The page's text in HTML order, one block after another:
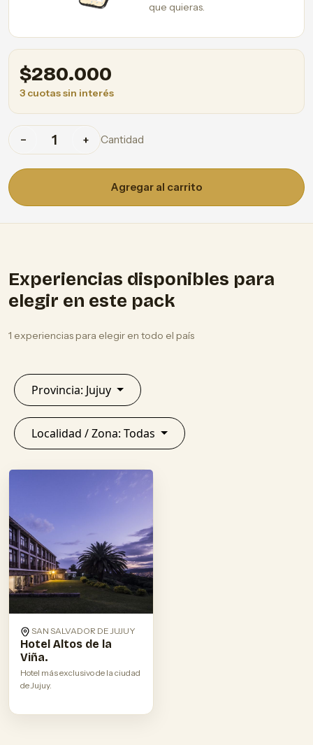
que quieras.
$280.000
3 cuotas sin interés
− + Cantidad
Agregar al carrito
Experiencias disponibles para
elegir en este pack
1 experiencias para elegir en todo el país
Provincia: Jujuy
Localidad / Zona: Todas
SAN SALVADOR DE JUJUY
Hotel Altos de la
Viña.
Hotel más exclusivo de la ciudad
de Jujuy.